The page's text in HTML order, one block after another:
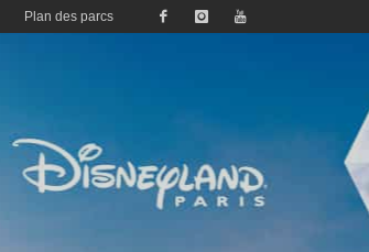
Plan des parcs